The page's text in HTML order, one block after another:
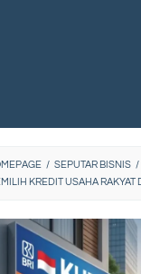
/ SEPUTAR BISNIS /
KREDIT USAHA